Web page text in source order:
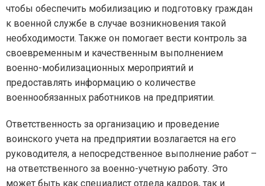
чтобы обеспечить мобилизацию и подготовку граждан
к военной службе в случае возникновения такой
необходимости. Также он помогает вести контроль за
своевременным и качественным выполнением
военно-мобилизационных мероприятий и
предоставлять информацию о количестве
военнообязанных работников на предприятии.
Ответственность за организацию и проведение
воинского учета на предприятии возлагается на его
руководителя, а непосредственное выполнение работ –
на ответственного за военно-учетную работу. Это
может быть как специалист отдела кадров, так и